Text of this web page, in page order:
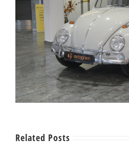
Related Posts